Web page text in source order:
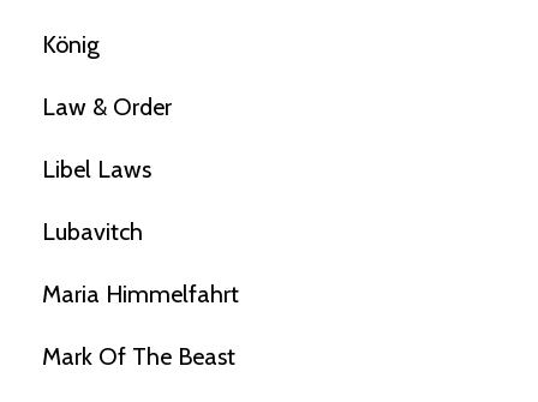
König
Law & Order
Libel Laws
Lubavitch
Maria Himmelfahrt
Mark Of The Beast